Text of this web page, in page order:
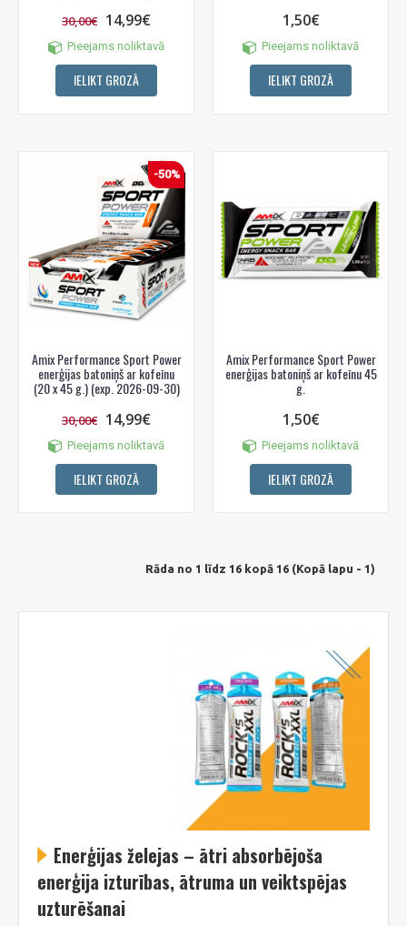
30,00€ 14,99€
Pieejams noliktavā
IELIKT GROZĀ
1,50€
Pieejams noliktavā
IELIKT GROZĀ
-50%
Amix Performance Sport Power
enerģijas batoniņš ar kofeīnu
(20 x 45 g.) (exp. 2026-09-30)
30,00€ 14,99€
Pieejams noliktavā
IELIKT GROZĀ
Amix Performance Sport Power
enerģijas batoniņš ar kofeīnu 45
g.
1,50€
Pieejams noliktavā
IELIKT GROZĀ
Rāda no 1 līdz 16 kopā 16 (Kopā lapu - 1)
Enerģijas želejas – ātri absorbējoša
enerģija izturības, ātruma un veiktspējas
uzturēšanai